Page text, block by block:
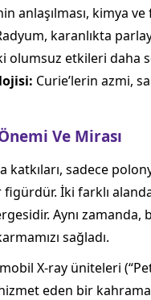
kimya ve
karanlıkta
olumsuz etkileri daha
Curie’lerin azmi,
Ve Mirası
katkıları, sadece
figürdür. İki farklı
Aynı
sağladı.
mobil X-ray üniteleri
eden bir